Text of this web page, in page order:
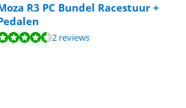
R3 PC Bundel Racestuur +
gebaseerd op 2 reviews.
2 reviews